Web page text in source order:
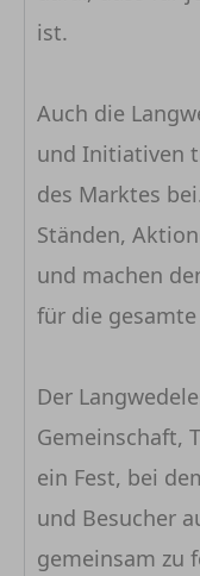
ist.
Auch die
und Initiativen
des Marktes
Ständen,
und machen
für die gesamte
Der
Gemeinschaft,
ein Fest, bei
und Besucher
gemeinsam zu